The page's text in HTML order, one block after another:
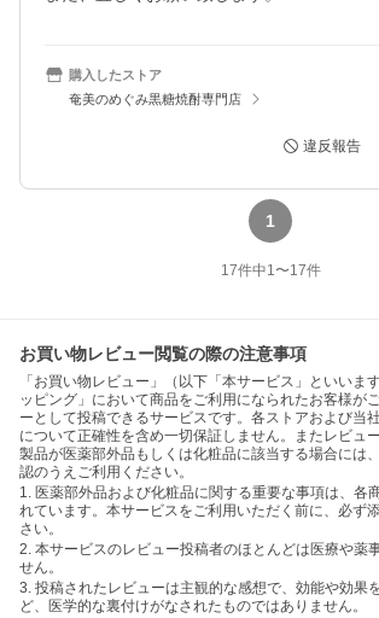
購入したストア
奄美のめぐみ黒糖焼酎専門店
違反報告
1
17件中1〜17件
お買い物レビュー閲覧の際の注意事項
「お買い物レビュー」（以下「本サービス」といいま
ッピング」において商品をご利用になられたお客様が
ーとして投稿できるサービスです。各ストアおよび当
について正確性を含め一切保証しません。またレビュ
製品が医薬部外品もしくは化粧品に該当する場合には
認のうえご利用ください。
1. 医薬部外品および化粧品に関する重要な事項は、各
れています。本サービスをご利用いただく前に、必ず
さい。
2. 本サービスのレビュー投稿者のほとんどは医療や薬
せん。
3. 投稿されたレビューは主観的な感想で、効能や効果
ど、医学的な裏付けがなされたものではありません。